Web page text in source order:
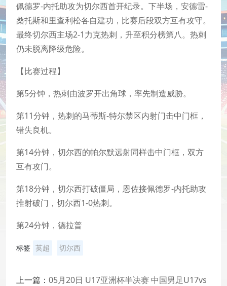
佩德罗-内托助攻为切尔西首开纪录。下半场，安德雷-
桑托斯和里查利松各自建功，比赛后段双方互有攻守。
最终切尔西主场2-1力克热刺，升至积分榜第八。热刺
仍未脱离降级危险。
【比赛过程】
第5分钟，热刺由波罗开出角球，率先制造威胁。
第11分钟，热刺的马蒂斯-特尔禁区内射门击中门框，
错失良机。
第14分钟，切尔西的帕尔默远射同样击中门框，双方
互有攻门。
第18分钟，切尔西打破僵局，恩佐接佩德罗-内托助攻
推射破门，切尔西1-0热刺。
第24分钟，德拉普
标签 英超 切尔西
上一篇： 05月20日 U17亚洲杯半决赛 中国男足U17vs